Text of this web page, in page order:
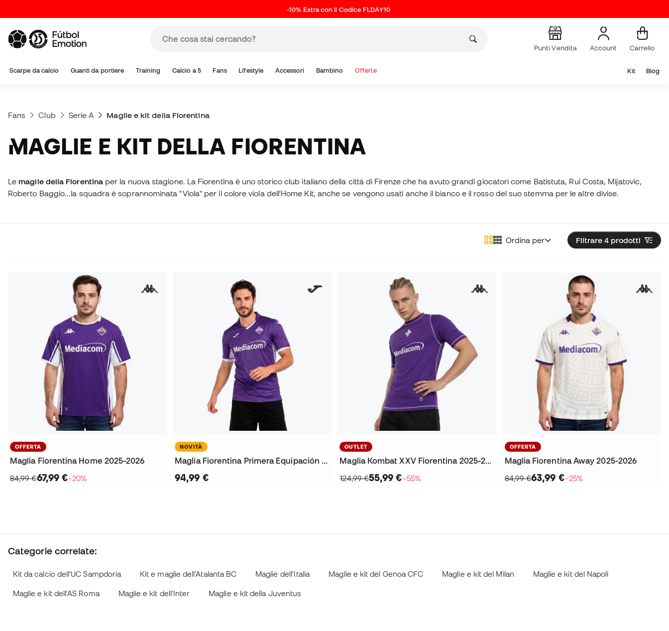
-10% Extra con il Codice FLDAY10
Punti Vendita Account Carrello
Scarpe da calcio Guanti da portiere Training Calcio a 5 Fans Lifestyle Accessori Bambino Offerte Kit Blog
Fans Club Serie A Maglie e kit della Fiorentina
MAGLIE E KIT DELLA FIORENTINA
Le maglie della Fiorentina per la nuova stagione. La Fiorentina è uno storico club italiano della città di Firenze che ha avuto grandi giocatori come Batistuta, Rui Costa, Mijatovic,
Roberto Baggio...la squadra è soprannominata "Viola" per il colore viola dell'Home Kit, anche se vengono usati anche il bianco e il rosso del suo stemma per le altre divise.
Filtrare 4 prodotti
Ordina per
OFFERTA
Maglia Fiorentina Home 2025-2026
84,99 €67,99 €−20%
NOVITÀ
Maglia Fiorentina Primera Equipación 2026-2027
94,99 €
OUTLET
Maglia Kombat XXV Fiorentina 2025-2026
124,99 €55,99 €−55%
OFFERTA
Maglia Fiorentina Away 2025-2026
84,99 €63,99 €−25%
Categorie correlate:
Kit da calcio dell'UC Sampdoria Kit e maglie dell'Atalanta BC Maglie dell'Italia Maglie e kit del Genoa CFC Maglie e kit del Milan Maglie e kit del Napoli
Maglie e kit dell'AS Roma Maglie e kit dell'Inter Maglie e kit della Juventus